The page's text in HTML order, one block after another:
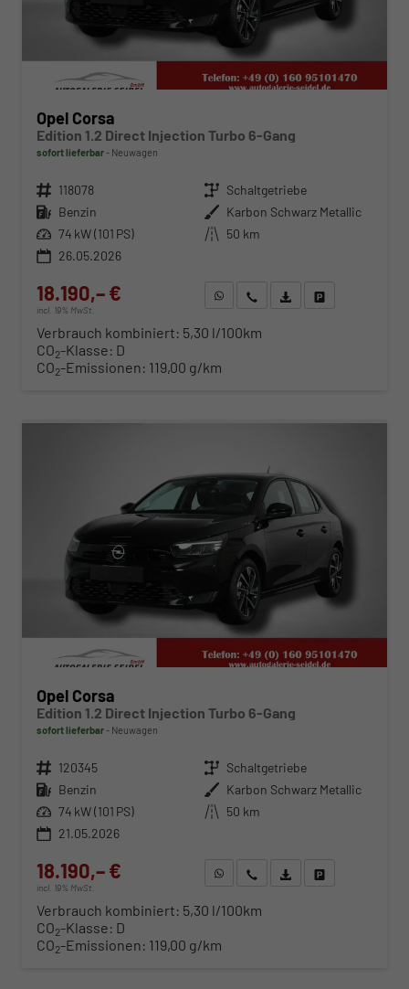
Opel Corsa
Edition 1.2 Direct Injection Turbo 6-Gang
sofort lieferbar Neuwagen
Fahrzeugnr. 118078 Getriebe Schaltgetriebe
Kraftstoff Benzin Außenfarbe Karbon Schwarz Metallic
Leistung 74 kW (101 PS) Kilometerstand 50 km
26.05.2026
18.190,– €
incl. 19% MwSt.
WhatsApp anfragen
Wir rufen Sie anFahrzeugexposé (PDF)
Verbrauch kombiniert: 5,30 l/100km
CO2-Klasse: D
CO2-Emissionen: 119,00 g/km
Opel Corsa
Edition 1.2 Direct Injection Turbo 6-Gang
sofort lieferbar Neuwagen
Fahrzeugnr. 120345 Getriebe Schaltgetriebe
Kraftstoff Benzin Außenfarbe Karbon Schwarz Metallic
Leistung 74 kW (101 PS) Kilometerstand 50 km
21.05.2026
18.190,– €
incl. 19% MwSt.
WhatsApp anfragen
Wir rufen Sie anFahrzeugexposé (PDF)
Verbrauch kombiniert: 5,30 l/100km
CO2-Klasse: D
CO2-Emissionen: 119,00 g/km